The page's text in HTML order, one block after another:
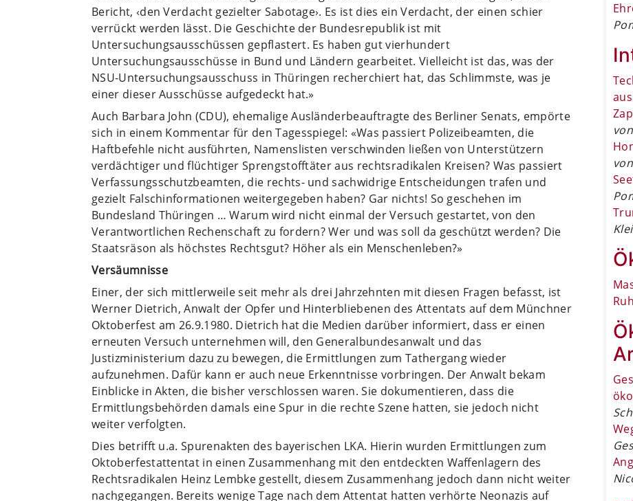
Bericht, ‹den Verdacht gezielter Sabotage›. Es ist dies ein Verdacht, der einen schier
verrückt werden lässt. Die Geschichte der Bundesrepublik ist mit
Untersuchungsausschüssen gepflastert. Es haben gut vierhundert
Untersuchungsausschüsse in Bund und Ländern gearbeitet. Vielleicht ist das, was der
NSU-Untersuchungsausschuss in Thüringen recherchiert hat, das Schlimmste, was je
einer dieser Ausschüsse aufgedeckt hat.»
Auch Barbara John (CDU), ehemalige Ausländerbeauftragte des Berliner Senats, empörte
sich in einem Kommentar für den Tagesspiegel: «Was passiert Polizeibeamten, die
Haftbefehle nicht ausführten, Namenslisten verschwinden ließen von Unterstützern
verdächtiger und flüchtiger Sprengstofftäter aus rechtsradikalen Kreisen? Was passiert
Verfassungsschutzbeamten, die rechts- und sachwidrige Entscheidungen trafen und
gezielt Falschinformationen weitergegeben haben? Gar nichts! So geschehen im
Bundesland Thüringen … Warum wird nicht einmal der Versuch gestartet, von den
Verantwortlichen Rechenschaft zu fordern? Wer und was soll da geschützt werden? Die
Staatsräson als höchstes Rechtsgut? Höher als ein Menschenleben?»
Versäumnisse
Einer, der sich mittlerweile seit mehr als drei Jahrzehnten mit diesen Fragen befasst, ist
Werner Dietrich, Anwalt der Opfer und Hinterbliebenen des Attentats auf dem Münchner
Oktoberfest am 26.9.1980. Dietrich hat die Medien darüber informiert, dass er einen
erneuten Versuch unternehmen will, den Generalbundesanwalt und das
Justizministerium dazu zu bewegen, die Ermittlungen zum Tathergang wieder
aufzunehmen. Dafür kann er auch neue Erkenntnisse vorbringen. Der Anwalt bekam
Einblicke in Akten, die bisher verschlossen waren. Sie dokumentieren, dass die
Ermittlungsbehörden damals eine Spur in die rechte Szene hatten, sie jedoch nicht
weiter verfolgten.
Dies betrifft u.a. Spurenakten des bayerischen LKA. Hierin wurden Ermittlungen zum
Oktoberfestattentat in einen Zusammenhang mit den entdeckten Waffenlagern des
Rechtsradikalen Heinz Lembke gestellt, diesem Zusammenhang jedoch dann nicht weiter
nachgegangen. Bereits wenige Tage nach dem Attentat hatten verhörte Neonazis auf